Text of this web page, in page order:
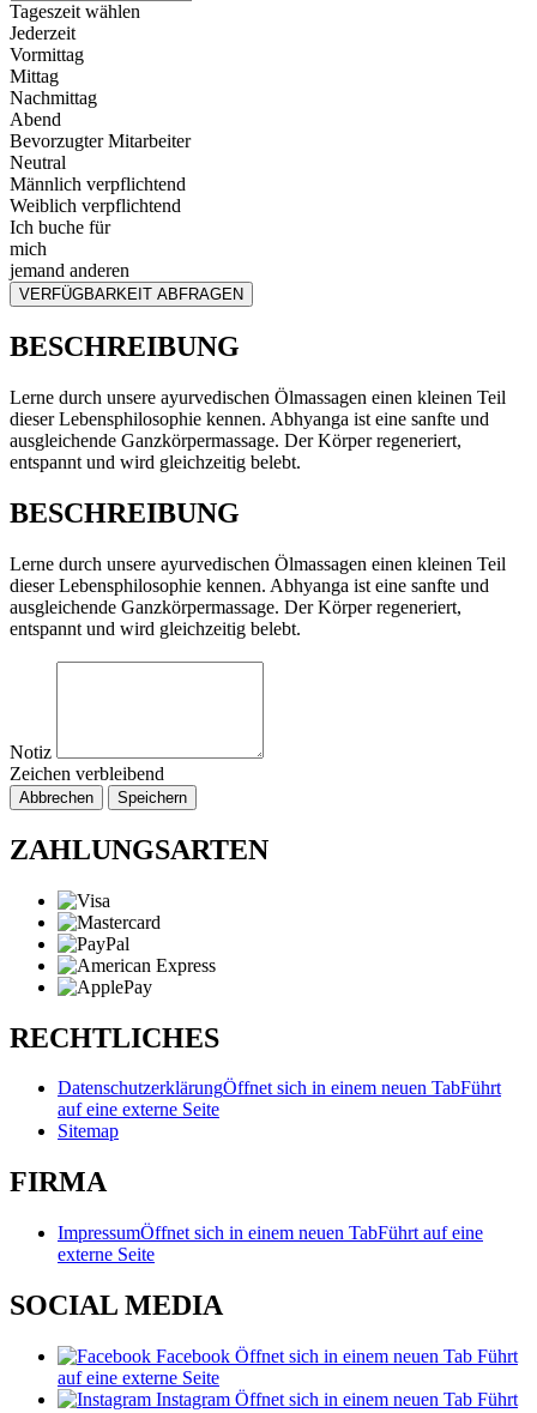
Tageszeit wählen
Jederzeit
Vormittag
Mittag
Nachmittag
Abend
Bevorzugter Mitarbeiter
Neutral
Männlich verpflichtend
Weiblich verpflichtend
Ich buche für
mich
jemand anderen
VERFÜGBARKEIT ABFRAGEN
BESCHREIBUNG
Lerne durch unsere ayurvedischen Ölmassagen einen kleinen Teil
dieser Lebensphilosophie kennen. Abhyanga ist eine sanfte und
ausgleichende Ganzkörpermassage. Der Körper regeneriert,
entspannt und wird gleichzeitig belebt.
BESCHREIBUNG
Lerne durch unsere ayurvedischen Ölmassagen einen kleinen Teil
dieser Lebensphilosophie kennen. Abhyanga ist eine sanfte und
ausgleichende Ganzkörpermassage. Der Körper regeneriert,
entspannt und wird gleichzeitig belebt.
Notiz
Zeichen verbleibend
Abbrechen Speichern
ZAHLUNGSARTEN
RECHTLICHES
DatenschutzerklärungÖffnet sich in einem neuen TabFührt
auf eine externe Seite
Sitemap
FIRMA
ImpressumÖffnet sich in einem neuen TabFührt auf eine
externe Seite
SOCIAL MEDIA
Facebook Öffnet sich in einem neuen Tab Führt
auf eine externe Seite
Instagram Öffnet sich in einem neuen Tab Führt